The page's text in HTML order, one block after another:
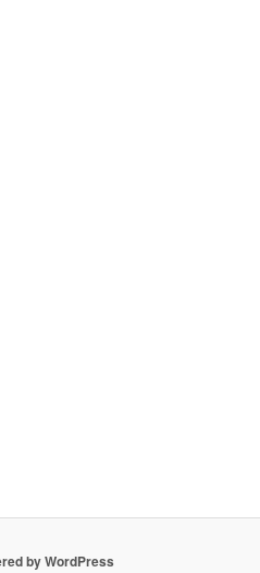
by WordPress